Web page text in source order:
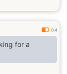
0.4
for a